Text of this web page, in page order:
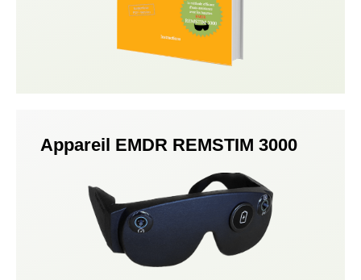
Appareil EMDR REMSTIM 3000